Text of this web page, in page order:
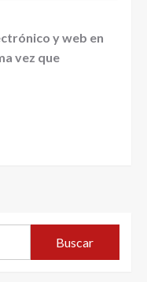
y web en
vez que